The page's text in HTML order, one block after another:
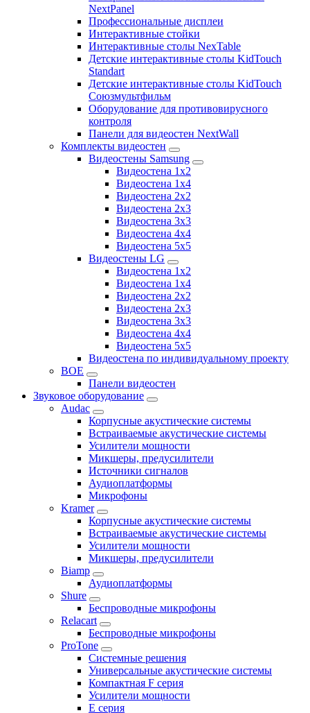
NextPanel
Профессиональные дисплеи
Интерактивные стойки
Интерактивные столы NexTable
Детские интерактивные столы KidTouch
Standart
Детские интерактивные столы KidTouch
Союзмультфильм
Оборудование для противовирусного
контроля
Панели для видеостен NextWall
Комплекты видеостен
Видеостены Samsung
Видеостена 1x2
Видеостена 1x4
Видеостена 2x2
Видеостена 2х3
Видеостена 3x3
Видеостена 4x4
Видеостена 5x5
Видеостены LG
Видеостена 1x2
Видеостена 1x4
Видеостена 2x2
Видеостена 2x3
Видеостена 3x3
Видеостена 4x4
Видеостена 5x5
Видеостена по индивидуальному проекту
BOE
Панели видеостен
Звуковое оборудование
Audac
Корпусные акустические системы
Встраиваемые акустические системы
Усилители мощности
Микшеры, предусилители
Источники сигналов
Аудиоплатформы
Микрофоны
Kramer
Корпусные акустические системы
Встраиваемые акустические системы
Усилители мощности
Микшеры, предусилители
Biamp
Аудиоплатформы
Shure
Беспроводные микрофоны
Relacart
Беспроводные микрофоны
ProTone
Системные решения
Универсальные акустические системы
Компактная F серия
Усилители мощности
E серия